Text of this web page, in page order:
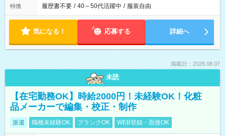
特徴 履歴書不要 / 40～50代活躍中 / 服装自由
気になる！ 応募する 詳細へ
掲載日：2026.08.07
未読
【在宅勤務OK】時給2000円！未経験OK！化粧
品メーカーで編集・校正・制作
派遣 職種未経験OK ブランクOK WEB登録・面接OK